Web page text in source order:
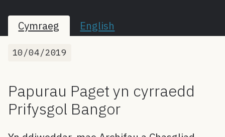
Cymraeg English
10/04/2019
Papurau Paget yn cyrraedd
Prifysgol Bangor